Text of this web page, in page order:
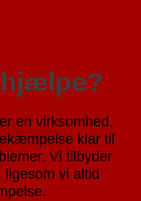
en virksomhed,
klar til
Vi tilbyder
ligesom vi altid